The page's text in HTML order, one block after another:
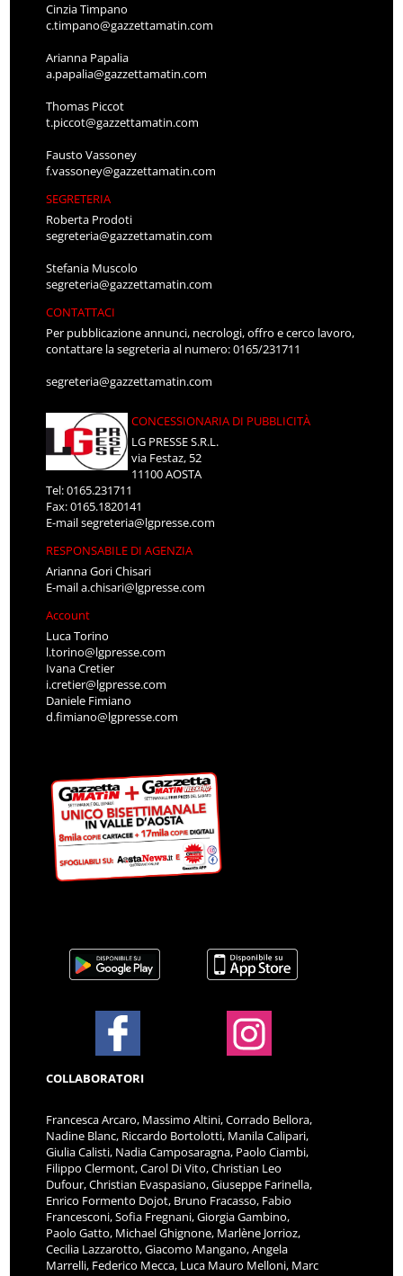
Cinzia Timpano
c.timpano@gazzettamatin.com
Arianna Papalia
a.papalia@gazzettamatin.com
Thomas Piccot
t.piccot@gazzettamatin.com
Fausto Vassoney
f.vassoney@gazzettamatin.com
SEGRETERIA
Roberta Prodoti
segreteria@gazzettamatin.com
Stefania Muscolo
segreteria@gazzettamatin.com
CONTATTACI
Per pubblicazione annunci, necrologi, offro e cerco lavoro,
contattare la segreteria al numero: 0165/231711
segreteria@gazzettamatin.com
CONCESSIONARIA DI PUBBLICITÀ
LG PRESSE S.R.L.
via Festaz, 52
11100 AOSTA
Tel: 0165.231711
Fax: 0165.1820141
E-mailsegreteria@lgpresse.com
RESPONSABILE DI AGENZIA
Arianna Gori Chisari
E-maila.chisari@lgpresse.com
Account
Luca Torino
l.torino@lgpresse.com
Ivana Cretier
i.cretier@lgpresse.com
Daniele Fimiano
d.fimiano@lgpresse.com
COLLABORATORI
Francesca Arcaro, Massimo Altini, Corrado Bellora,
Nadine Blanc, Riccardo Bortolotti, Manila Calipari,
Giulia Calisti, Nadia Camposaragna, Paolo Ciambi,
Filippo Clermont, Carol Di Vito, Christian Leo
Dufour, Christian Evaspasiano, Giuseppe Farinella,
Enrico Formento Dojot, Bruno Fracasso, Fabio
Francesconi, Sofia Fregnani, Giorgia Gambino,
Paolo Gatto, Michael Ghignone, Marlène Jorrioz,
Cecilia Lazzarotto, Giacomo Mangano, Angela
Marrelli, Federico Mecca, Luca Mauro Melloni, Marc